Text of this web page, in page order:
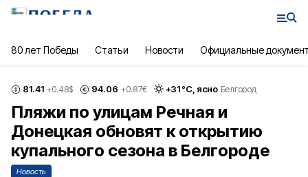
80 лет Победы Статьи Новости Официальные
81.41 +0.48$ 94.06 +0.87€ +31°С, ясно Белгород
Пляжи по улицам Речная и
Донецкая обновят к открытию
купального сезона в Белгороде
Новость